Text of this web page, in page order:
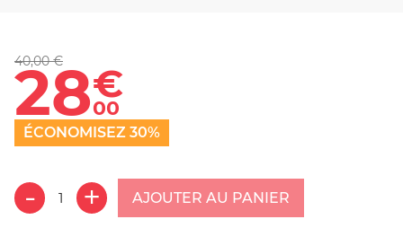
40,00 €
28€
00
ÉCONOMISEZ 30%
AJOUTER AU PANIER